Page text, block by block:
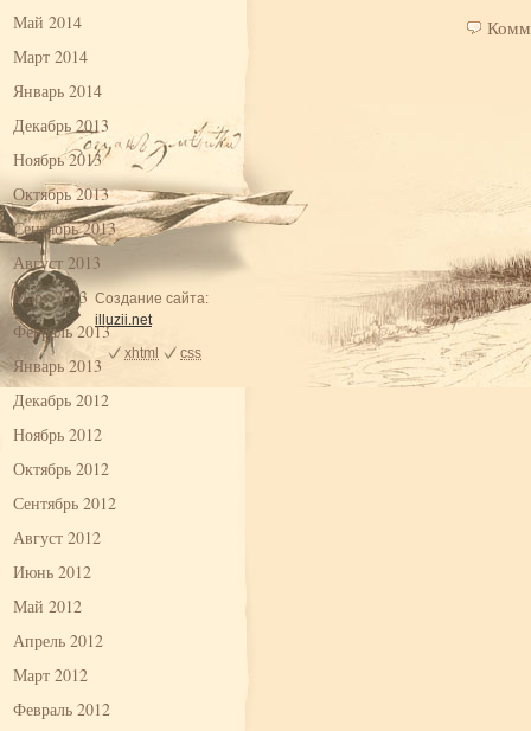
Май 2014
Март 2014
Январь 2014
Декабрь 2013
Ноябрь 2013
Октябрь 2013
Сентябрь 2013
Август 2013
Март 2013
Февраль 2013
Январь 2013
Декабрь 2012
Ноябрь 2012
Октябрь 2012
Сентябрь 2012
Август 2012
Июнь 2012
Май 2012
Апрель 2012
Март 2012
Февраль 2012
Создание сайта:
illuzii.net
xhtml
css